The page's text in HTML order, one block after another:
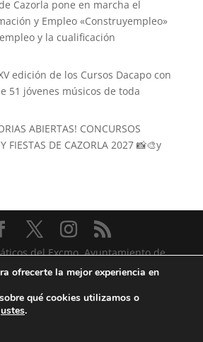
Cazorla pone en marcha el
y Empleo «Construyempleo»
y la cualificación
edición de los Cursos Dacapo con
51 jóvenes músicos de toda
ABIERTAS! CONCURSOS
FIESTAS DE CAZORLA 2027 📸🎨y
del Excmo. Ayuntamiento de
Cazorla
ofrecerte la mejor experiencia en
qué cookies utilizamos o
.